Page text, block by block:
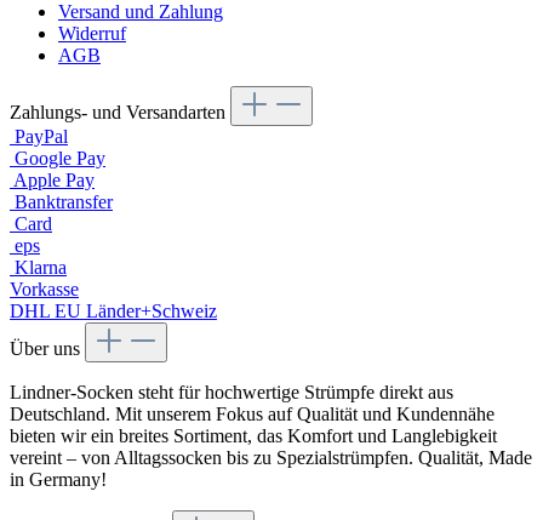
Versand und Zahlung
Widerruf
AGB
Zahlungs- und Versandarten
PayPal
Google Pay
Apple Pay
Banktransfer
Card
eps
Klarna
Vorkasse
DHL EU Länder+Schweiz
Über uns
Lindner-Socken steht für hochwertige Strümpfe direkt aus
Deutschland. Mit unserem Fokus auf Qualität und Kundennähe
bieten wir ein breites Sortiment, das Komfort und Langlebigkeit
vereint – von Alltagssocken bis zu Spezialstrümpfen. Qualität, Made
in Germany!